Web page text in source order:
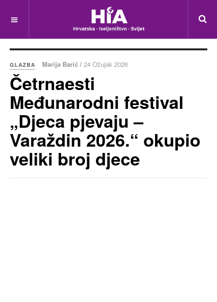
GLAZBA Marija Barić / 24 Ožujak 2026
Četrnaesti
Međunarodni festival
„Djeca pjevaju –
Varaždin 2026.“ okupio
veliki broj djece